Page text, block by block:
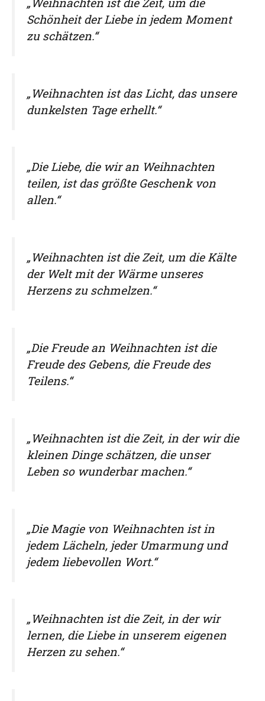
Schönheit der Liebe in jedem Moment
zu schätzen.“
„Weihnachten ist das Licht, das unsere
dunkelsten Tage erhellt.“
„Die Liebe, die wir an Weihnachten
teilen, ist das größte Geschenk von
allen.“
„Weihnachten ist die Zeit, um die Kälte
der Welt mit der Wärme unseres
Herzens zu schmelzen.“
„Die Freude an Weihnachten ist die
Freude des Gebens, die Freude des
Teilens.“
„Weihnachten ist die Zeit, in der wir die
kleinen Dinge schätzen, die unser
Leben so wunderbar machen.“
„Die Magie von Weihnachten ist in
jedem Lächeln, jeder Umarmung und
jedem liebevollen Wort.“
„Weihnachten ist die Zeit, in der wir
lernen, die Liebe in unserem eigenen
Herzen zu sehen.“